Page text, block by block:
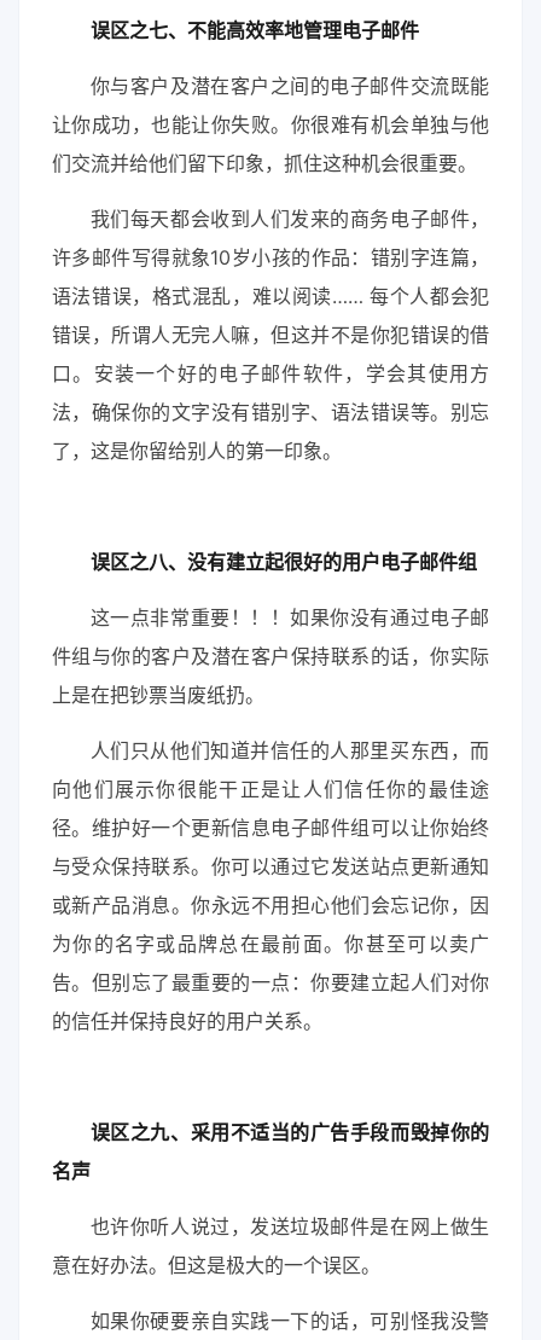
误区之七、不能高效率地管理电子邮件
你与客户及潜在客户之间的电子邮件交流既能
让你成功，也能让你失败。你很难有机会单独与他
们交流并给他们留下印象，抓住这种机会很重要。
我们每天都会收到人们发来的商务电子邮件，
许多邮件写得就象10岁小孩的作品：错别字连篇，
语法错误，格式混乱，难以阅读…… 每个人都会犯
错误，所谓人无完人嘛，但这并不是你犯错误的借
口。安装一个好的电子邮件软件，学会其使用方
法，确保你的文字没有错别字、语法错误等。别忘
了，这是你留给别人的第一印象。
误区之八、没有建立起很好的用户电子邮件组
这一点非常重要！！！如果你没有通过电子邮
件组与你的客户及潜在客户保持联系的话，你实际
上是在把钞票当废纸扔。
人们只从他们知道并信任的人那里买东西，而
向他们展示你很能干正是让人们信任你的最佳途
径。维护好一个更新信息电子邮件组可以让你始终
与受众保持联系。你可以通过它发送站点更新通知
或新产品消息。你永远不用担心他们会忘记你，因
为你的名字或品牌总在最前面。你甚至可以卖广
告。但别忘了最重要的一点：你要建立起人们对你
的信任并保持良好的用户关系。
误区之九、采用不适当的广告手段而毁掉你的
名声
也许你听人说过，发送垃圾邮件是在网上做生
意在好办法。但这是极大的一个误区。
如果你硬要亲自实践一下的话，可别怪我没警